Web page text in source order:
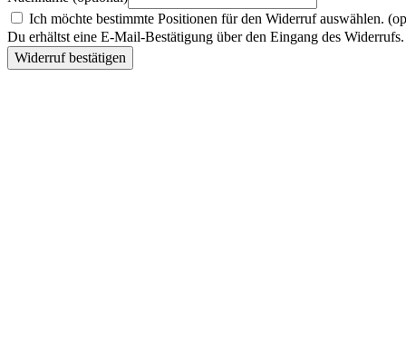
Ich möchte bestimmte Positionen für den Widerruf auswählen.
Du erhältst eine E-Mail-Bestätigung über den Eingang des
Widerruf bestätigen